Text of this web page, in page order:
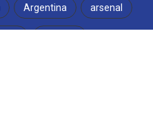
Argentina arsenal